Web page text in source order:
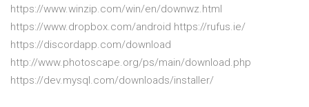
https://www.winzip.com/win/en/downwz.html
https://www.dropbox.com/android https://rufus.ie/
https://discordapp.com/download
http://www.photoscape.org/ps/main/download.php
https://dev.mysql.com/downloads/installer/